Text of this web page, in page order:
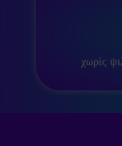
χωρίς